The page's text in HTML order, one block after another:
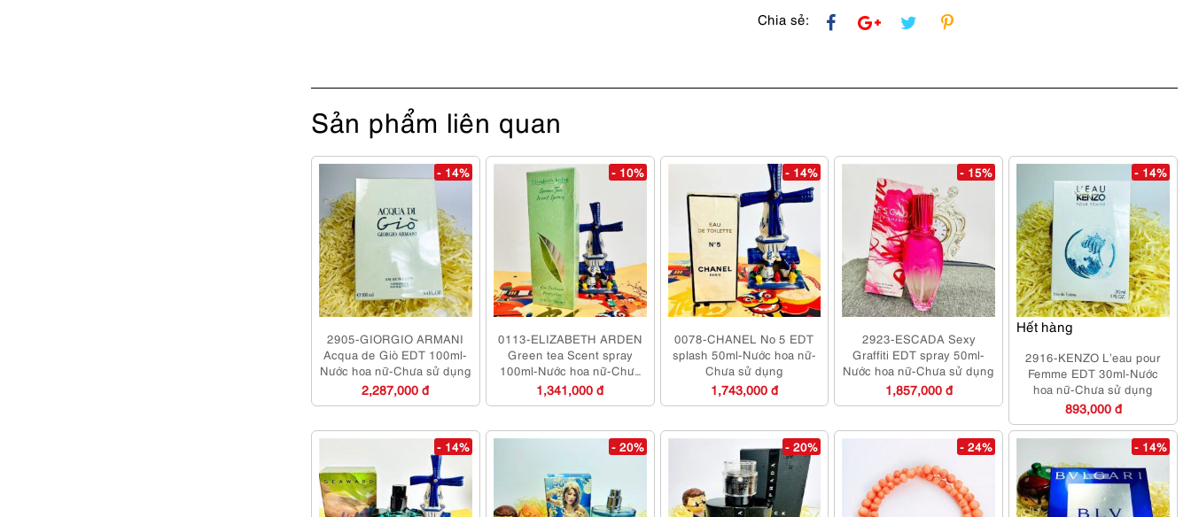
Chia sẻ:
Sản phẩm liên quan
- 14%
2905-GIORGIO ARMANI
Acqua de Giò EDT 100ml-
Nước hoa nữ-Chưa sử dụng
2,287,000 đ
- 10%
0113-ELIZABETH ARDEN
Green tea Scent spray
100ml-Nước hoa nữ-Chưa
sử dụng
1,341,000 đ
- 14%
0078-CHANEL No 5 EDT
splash 50ml-Nước hoa nữ-
Chưa sử dụng
1,743,000 đ
- 15%
2923-ESCADA Sexy
Graffiti EDT spray 50ml-
Nước hoa nữ-Chưa sử dụng
1,857,000 đ
Hết hàng
- 14%
2916-KENZO L’eau pour
Femme EDT 30ml-Nước
hoa nữ-Chưa sử dụng
893,000 đ
- 14% - 20% - 20% - 24% - 14%